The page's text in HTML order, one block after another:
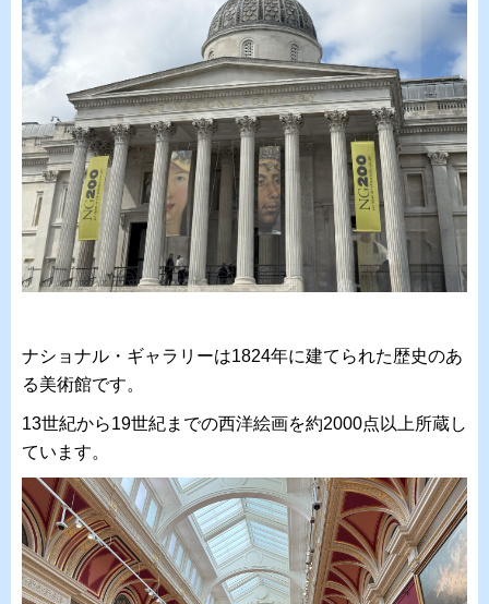
ナショナル・ギャラリーは1824年に建てられた歴史のあ
る美術館です。
13世紀から19世紀までの西洋絵画を約2000点以上所蔵し
ています。